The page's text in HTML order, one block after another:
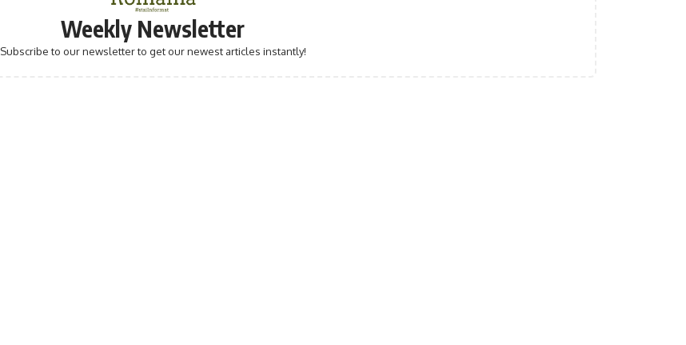
Weekly Newsletter
Subscribe to our newsletter to get our newest articles instantly!